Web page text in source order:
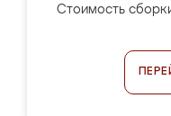
Стоимость